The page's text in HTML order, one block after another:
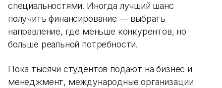
специальностями. Иногда лучший шанс
получить финансирование — выбрать
направление, где меньше конкурентов, но
больше реальной потребности.
Пока тысячи студентов подают на бизнес и
менеджмент, международные организации